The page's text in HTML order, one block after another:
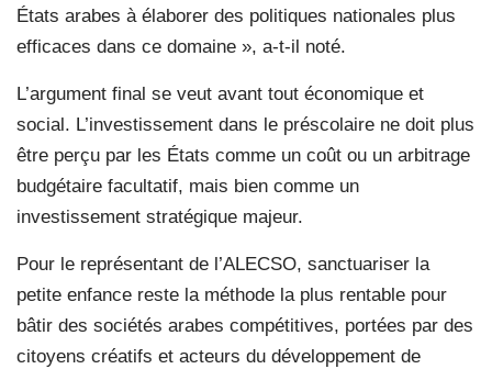
États arabes à élaborer des politiques nationales plus
efficaces dans ce domaine », a-t-il noté.
L’argument final se veut avant tout économique et
social. L’investissement dans le préscolaire ne doit plus
être perçu par les États comme un coût ou un arbitrage
budgétaire facultatif, mais bien comme un
investissement stratégique majeur.
Pour le représentant de l’ALECSO, sanctuariser la
petite enfance reste la méthode la plus rentable pour
bâtir des sociétés arabes compétitives, portées par des
citoyens créatifs et acteurs du développement de